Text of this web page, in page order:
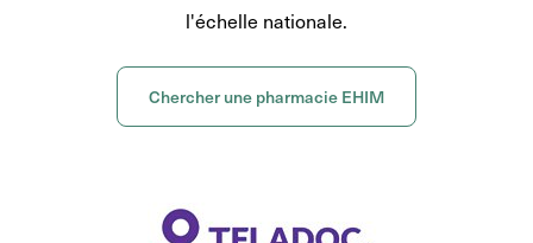
l'échelle nationale.
Chercher une pharmacie EHIM